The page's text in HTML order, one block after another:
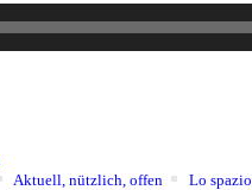
Aktuell, nützlich, offen Lo